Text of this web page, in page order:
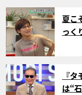
サムネ
夏こ
っく
サムネ
『
は“